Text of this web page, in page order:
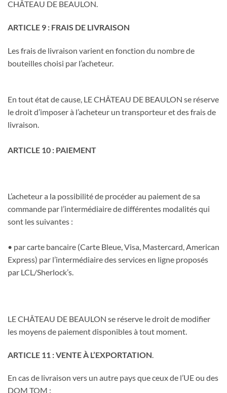
CHÂTEAU DE BEAULON.
ARTICLE 9 : FRAIS DE LIVRAISON
Les frais de livraison varient en fonction du nombre de
bouteilles choisi par l’acheteur.
En tout état de cause, LE CHÂTEAU DE BEAULON se réserve
le droit d’imposer à l’acheteur un transporteur et des frais de
livraison.
ARTICLE 10 : PAIEMENT
L’acheteur a la possibilité de procéder au paiement de sa
commande par l’intermédiaire de différentes modalités qui
sont les suivantes :
• par carte bancaire (Carte Bleue, Visa, Mastercard, American
Express) par l’intermédiaire des services en ligne proposés
par LCL/Sherlock’s.
LE CHÂTEAU DE BEAULON se réserve le droit de modifier
les moyens de paiement disponibles à tout moment.
ARTICLE 11 : VENTE À L’EXPORTATION
En cas de livraison vers un autre pays que ceux de l’UE ou des
DOM TOM :